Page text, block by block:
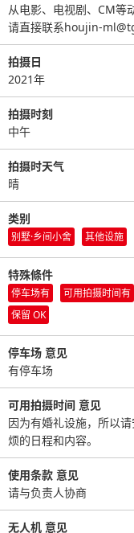
从电影、电视剧、CM等
请直接联系houjin-
拍摄日
2021年
拍摄时刻
中午
拍摄时天气
晴
类别
别墅·乡间小舍 其他设施
特殊條件
停车场有 可用拍摄时间有
保留 OK
停车场 意见
有停车场
可用拍摄时间 意见
因为有婚礼设施，所以
烦的日程和内容。
使用条款 意见
请与负责人协商
无人机 意见